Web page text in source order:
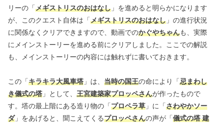
リーの「メギストリスのおはなし 」を進めると明らかになります
が、このクエスト自体は「メギストリスのおはなし 」の進行状況
に関係なくクリアできますので、動画でのかぐやちゃんも、実際
にメインストーリーを進める前にクリアしました。ここでの解説
も、メインストーリーの内容には触れずに書いておきます。
この「キラキラ大風車塔 」は、 当時の国王の命により「忌まわし
き儀式の塔 」として、 王宮建築家プロッペさんが作ったもので
す。塔の最上階にある造り物の「プロペラ草 」に「さわやかソー
ダ」をあげると、聞こえてくるプロッペさんの声が「儀式の塔 建